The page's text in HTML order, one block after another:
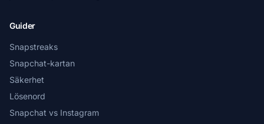
Guider
Snapstreaks
Snapchat-kartan
Säkerhet
Lösenord
Snapchat vs Instagram